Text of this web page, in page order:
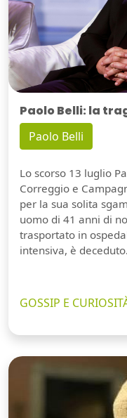
Paolo Belli: la
Paolo Belli
Lo scorso 13 luglio
Correggio e
per la sua solita
uomo di 41 anni di
trasportato in
intensiva, è deceduto.
GOSSIP E